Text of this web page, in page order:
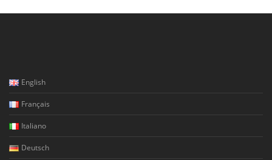
English
Français
Italiano
Deutsch